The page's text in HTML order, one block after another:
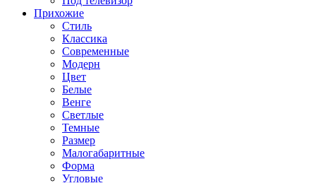
Прихожие
Стиль
Классика
Современные
Модерн
Цвет
Белые
Венге
Светлые
Темные
Размер
Малогабаритные
Форма
Угловые